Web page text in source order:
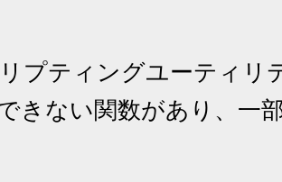
プティングユーティリ
きない関数があり、一